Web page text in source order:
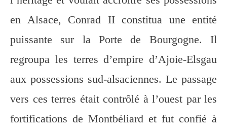
en Alsace, Conrad II constitua une entité
puissante sur la Porte de Bourgogne. Il
regroupa les terres d’empire d’Ajoie-Elsgau
aux possessions sud-alsaciennes. Le passage
vers ces terres était contrôlé à l’ouest par les
fortifications de Montbéliard et fut confié à